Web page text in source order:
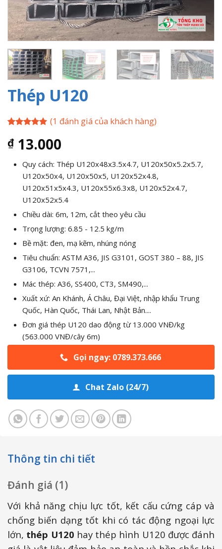
Thép U120
dựa trên
đánh giá
(1 đánh giá của khách hàng)
₫ 13.000
Quy cách: Thép U120x48x3.5x4.7, U120x50x5.2x5.7,
U120x50x4, U120x50x5, U120x52x4.8,
U120x51x5x4.3, U120x55x6.3x8, U120x52x4.7,
U120x52x5.4
Chiều dài: 6m, 12m, cắt theo yêu cầu
Trọng lượng: 6.85 - 12.5 kg/m
Bề mặt: đen, mạ kẽm, nhúng nóng
Tiêu chuẩn: ASTM A36, JIS G3101, GOST 380 – 88, JIS
G3106, TCVN 7571,...
Mác thép: A36, SS400, CT3, SM490,...
Xuất xứ: An Khánh, Á Châu, Đại Việt, nhập khẩu Trung
Quốc, Hàn Quốc, Thái Lan, Nhật Bản....
Đơn giá thép U120 dao động từ 13.000 VNĐ/kg
(563.000 VNĐ/cây 6m)
Gọi ngay: 0789.373.666
Chat Zalo (24/7)
Thông tin chi tiết
Đánh giá (1)
Với khả năng chịu lực tốt, kết cấu cứng cáp và
chống biến dạng tốt khi có tác động ngoại lực
lớn, thép U120 hay thép hình U120 được đánh